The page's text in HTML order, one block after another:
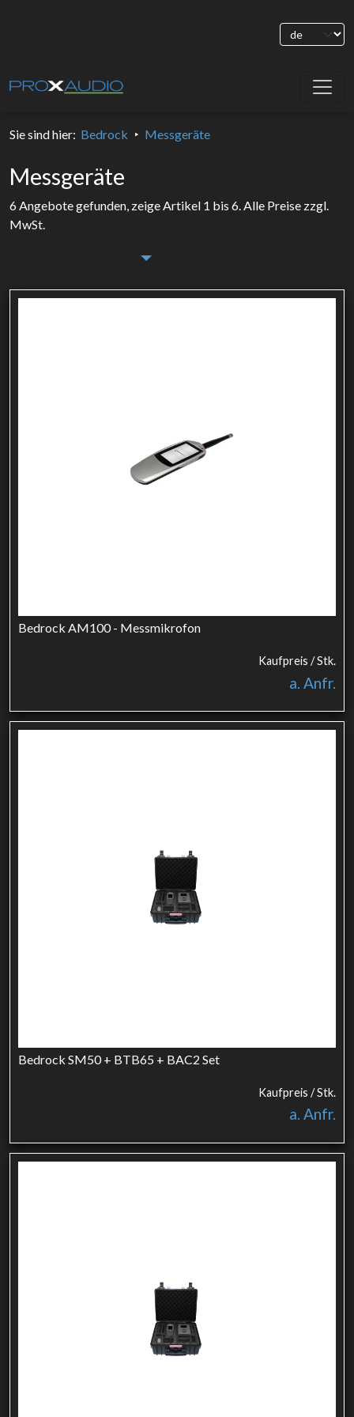
Sie sind hier: Bedrock Messgeräte
Messgeräte
6 Angebote gefunden, zeige Artikel 1 bis 6.Alle Preise zzgl.
MwSt.
Bedrock AM100 - Messmikrofon
Kaufpreis / Stk.
a. Anfr.
Bedrock SM50 + BTB65 + BAC2 Set
Kaufpreis / Stk.
a. Anfr.